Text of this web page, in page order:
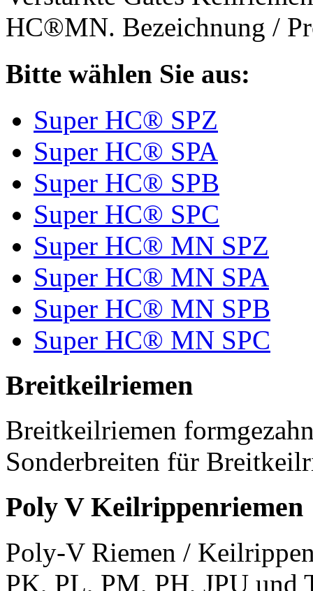
HC®MN. Bezeichnung /
Bitte wählen Sie aus:
Super HC® SPZ
Super HC® SPA
Super HC® SPB
Super HC® SPC
Super HC® MN SPZ
Super HC® MN SPA
Super HC® MN SPB
Super HC® MN SPC
Breitkeilriemen
Breitkeilriemen
Sonderbreiten für
Poly V Keilrippenriemen
Poly-V Riemen /
PK, PL, PM, PH, JPU und